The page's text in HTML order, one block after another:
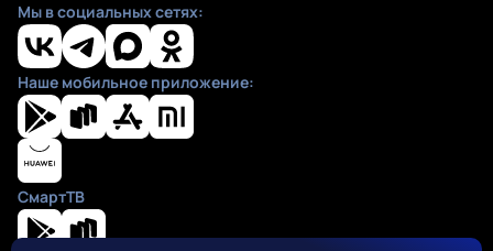
Мы в социальных сетях:
Наше мобильное приложение:
СмартТВ